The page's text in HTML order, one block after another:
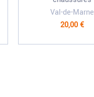
Val-de-Marne
20,00 €